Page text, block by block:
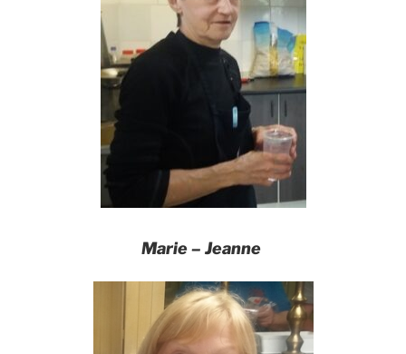
Marie – Jeanne